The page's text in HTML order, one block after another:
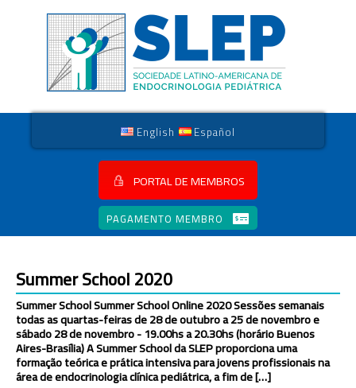
English Español
PORTAL DE MEMBROS
PAGAMENTO MEMBRO
Summer School 2020
Summer School Summer School Online 2020 Sessões semanais
todas as quartas-feiras de 28 de outubro a 25 de novembro e
sábado 28 de novembro - 19.00hs a 20.30hs (horário Buenos
Aires-Brasília) A Summer School da SLEP proporciona uma
formação teórica e prática intensiva para jovens profissionais na
área de endocrinologia clínica pediátrica, a fim de […]